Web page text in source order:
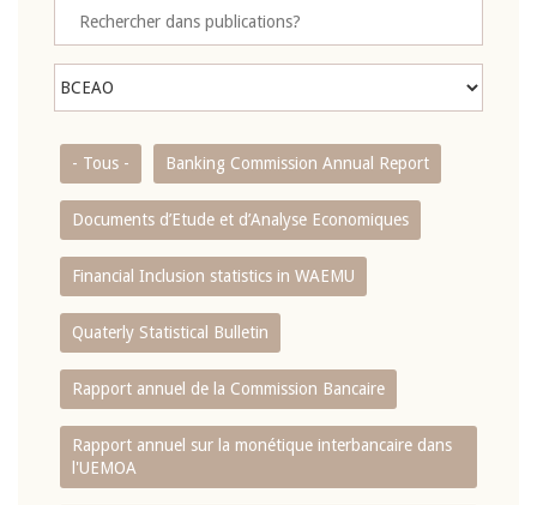
- Tous - Banking Commission Annual Report
Documents d’Etude et d’Analyse Economiques
Financial Inclusion statistics in WAEMU
Quaterly Statistical Bulletin
Rapport annuel de la Commission Bancaire
Rapport annuel sur la monétique interbancaire dans
l'UEMOA